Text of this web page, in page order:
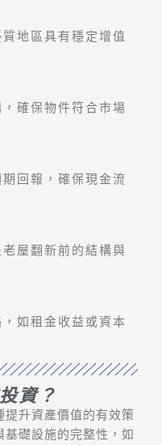
地區具有穩定增值
確保物件符合市場
回報，確保現金流
屋翻新前的結構與
如租金收益或資本
資？
升資產價值的有效策
礎設施的完整性，如